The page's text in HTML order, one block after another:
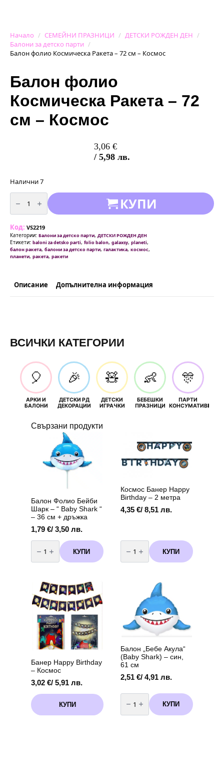
Начало СЕМЕЙНИ ПРАЗНИЦИ
ДЕТСКИ РОЖДЕН ДЕН
Балони за детско парти
Балон фолио Космическа Ракета – 72 см – Космос
Балон фолио
Космическа Ракета – 72
см – Космос
3,06 €
/ 5,98 лв.
Налични 7
количество
за
Балон
фолио
Ракета
-
72
см
-
Космос
КУПИ
Код: VS2219
Категории: Балони за детско парти, ДЕТСКИ РОЖДЕН ДЕН
Етикети: baloni za detsko parti, folio balon, galaxsy, planeti,
балон ракета, балони за детско парти, галактика, космос,
планети, ракета, ракети
Описание Допълнителна информация
ВСИЧКИ КАТЕГОРИИ
🎈
АРКИ И
БАЛОНИ
🎉
ДЕТСКИ РД
ДЕКОРАЦИИ
🧸
ДЕТСКИ
ИГРАЧКИ
👶
БЕБЕШКИ
ПРАЗНИЦИ
🎊
ПАРТИ
КОНСУМАТИВИ
Свързани продукти
Балон Фолио Бейби
Шарк – “ Baby Shark “
– 36 см + дръжка
1,79 €/ 3,50 лв.
количество
за
Балон
Фолио
Baby
Shark
36
см
дръжка
КУПИ
Космос Банер Happy
Birthday – 2 метра
4,35 €/ 8,51 лв.
количество
за
Космос
Банер
КУПИ
Банер Happy Birthday
– Космос
3,02 €/ 5,91 лв.
КУПИ
Балон „Бебе Акула“
(Baby Shark) – син,
61 см
2,51 €/ 4,91 лв.
количество
за
Балон
„Бебе
КУПИ